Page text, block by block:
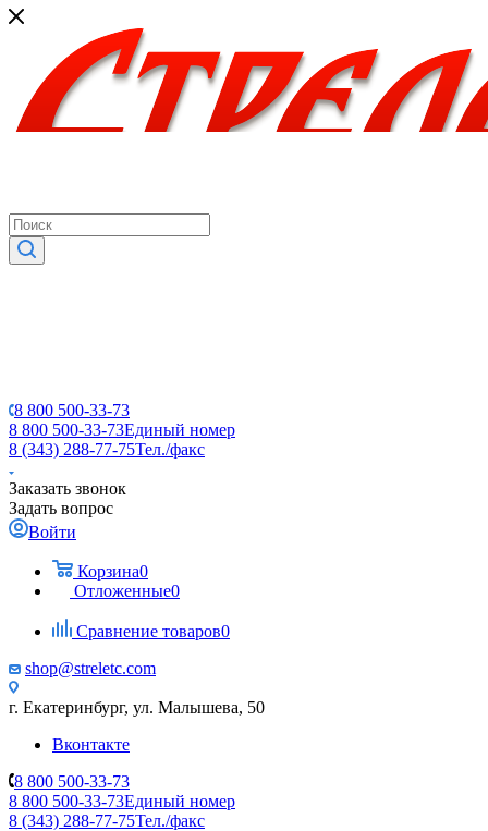
8 800 500-33-73
8 800 500-33-73Единый номер
8 (343) 288-77-75Тел./факс
Заказать звонок
Задать вопрос
Войти
Корзина0
Отложенные0
Сравнение товаров0
shop@streletc.com
г. Екатеринбург, ул. Малышева, 50
Вконтакте
8 800 500-33-73
8 800 500-33-73Единый номер
8 (343) 288-77-75Тел./факс